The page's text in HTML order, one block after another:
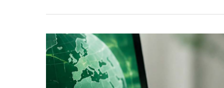
Caracterización
de
los
medios